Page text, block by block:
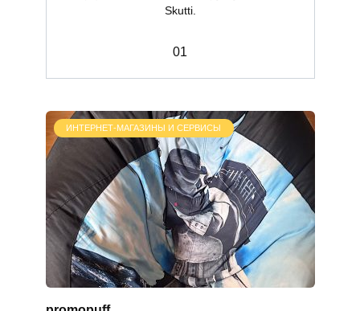
Skutti.
01
ИНТЕРНЕТ-МАГАЗИНЫ И СЕРВИСЫ